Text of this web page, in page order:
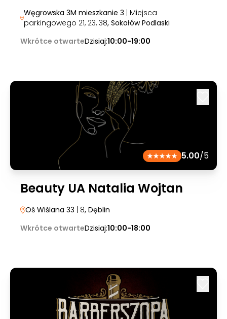
Węgrowska 3M mieszkanie 3 | Miejsca
parkingowego 21, 23, 38, Sokołów Podlaski
Wkrótce otwarteDzisiaj:10:00-19:00
5.00/5
Beauty UA Natalia Wojtan
Oś Wiślana 33 | 8, Dęblin
Wkrótce otwarteDzisiaj:10:00-18:00